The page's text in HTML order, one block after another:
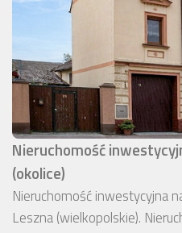
Nieruchomość
(okolice)
Nieruchomość inwestycyjna
Leszna (wielkopolskie).